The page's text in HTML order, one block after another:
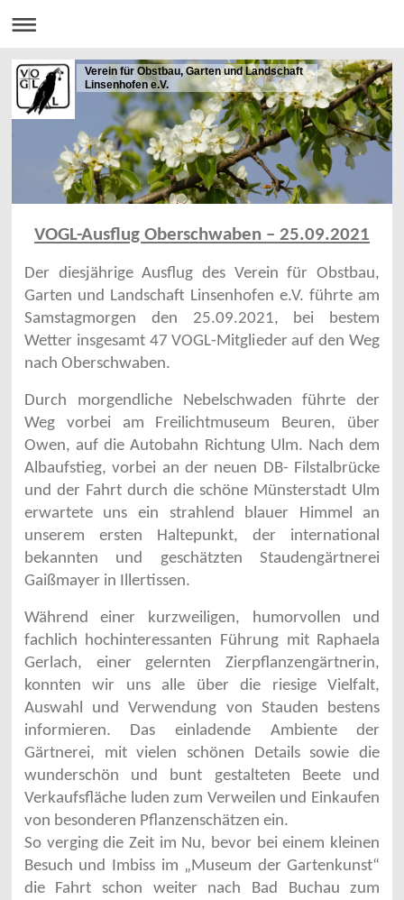
Verein für Obstbau, Garten und Landschaft
Linsenhofen e.V.
VOGL-Ausflug Oberschwaben – 25.09.2021
Der diesjährige Ausflug des Verein für Obstbau,
Garten und Landschaft Linsenhofen e.V. führte am
Samstagmorgen den 25.09.2021, bei bestem
Wetter insgesamt 47 VOGL-Mitglieder auf den Weg
nach Oberschwaben.
Durch morgendliche Nebelschwaden führte der
Weg vorbei am Freilichtmuseum Beuren, über
Owen, auf die Autobahn Richtung Ulm. Nach dem
Albaufstieg, vorbei an der neuen DB- Filstalbrücke
und der Fahrt durch die schöne Münsterstadt Ulm
erwartete uns ein strahlend blauer Himmel an
unserem ersten Haltepunkt, der international
bekannten und geschätzten Staudengärtnerei
Gaißmayer in Illertissen.
Während einer kurzweiligen, humorvollen und
fachlich hochinteressanten Führung mit Raphaela
Gerlach, einer gelernten Zierpflanzengärtnerin,
konnten wir uns alle über die riesige Vielfalt,
Auswahl und Verwendung von Stauden bestens
informieren. Das einladende Ambiente der
Gärtnerei, mit vielen schönen Details sowie die
wunderschön und bunt gestalteten Beete und
Verkaufsfläche luden zum Verweilen und Einkaufen
von besonderen Pflanzenschätzen ein.
So verging die Zeit im Nu, bevor bei einem kleinen
Besuch und Imbiss im „Museum der Gartenkunst“
die Fahrt schon weiter nach Bad Buchau zum